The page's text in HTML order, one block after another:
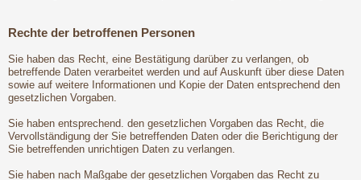
Rechte der betroffenen Personen
Sie haben das Recht, eine Bestätigung darüber zu verlangen, ob
betreffende Daten verarbeitet werden und auf Auskunft über diese Daten
sowie auf weitere Informationen und Kopie der Daten entsprechend den
gesetzlichen Vorgaben.
Sie haben entsprechend. den gesetzlichen Vorgaben das Recht, die
Vervollständigung der Sie betreffenden Daten oder die Berichtigung der
Sie betreffenden unrichtigen Daten zu verlangen.
Sie haben nach Maßgabe der gesetzlichen Vorgaben das Recht zu